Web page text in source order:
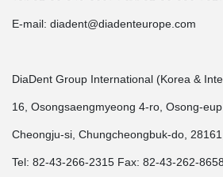
E-mail: diadent@diadenteurope.com
DiaDent Group International (Korea &
16, Osongsaengmyeong 4-ro, Osong-
Cheongju-si, Chungcheongbuk-do,
Tel: 82-43-266-2315 Fax: 82-43-262-8658